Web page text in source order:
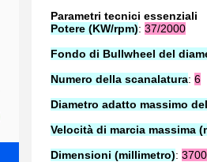
Parametri tecnici essenziali
Potere (KW/rpm): 37/2000
Fondo di Bullwheel del
Numero della scanalatura: 6
Diametro adatto massimo
Velocità di marcia massima
Dimensioni (millimetro):